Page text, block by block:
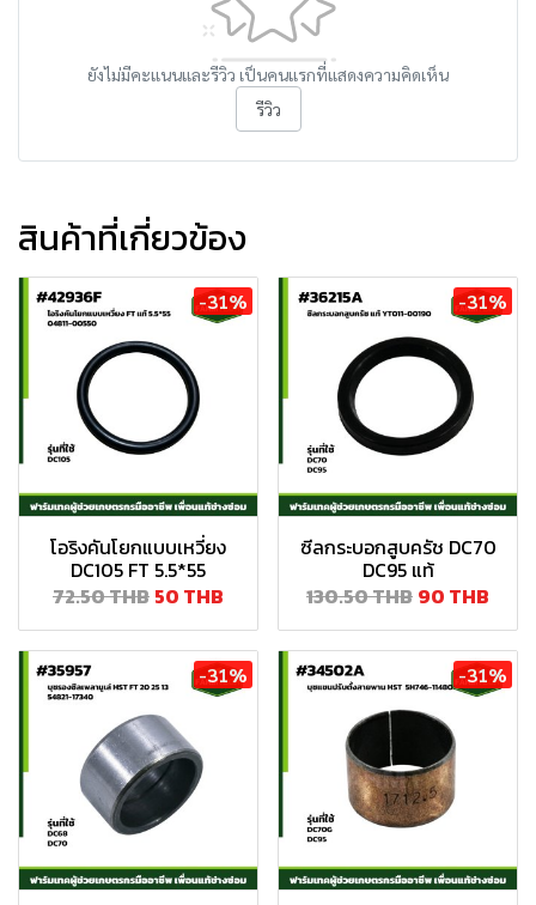
ยังไม่มีคะแนนและรีวิว เป็นคนแรกที่แสดงความคิดเห็น
รีวิว
สินค้าที่เกี่ยวข้อง
-31%
โอริงคันโยกแบบเหวี่ยง
DC105 FT 5.5*55
72.50 THB 50 THB
-31%
ซีลกระบอกสูบครัช DC70
DC95 แท้
130.50 THB 90 THB
-31% -31%